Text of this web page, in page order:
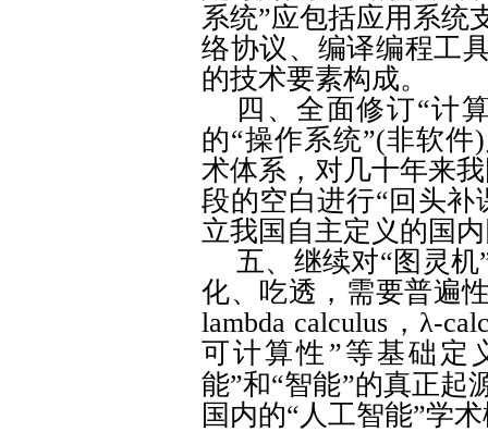
系统”应包括应用系统
络协议、编译编程工
的技术要素构成。
四、全面修订“计
的“操作系统”(非软件)
术体系，对几十年来
段的空白进行“回头
立我国自主定义的国
五、继续对“图灵
化、吃透，需要普遍
lambda calculus ，λ-
可计算性”等基础定
能”和“智能”的真正起
国内的“人工智能”学